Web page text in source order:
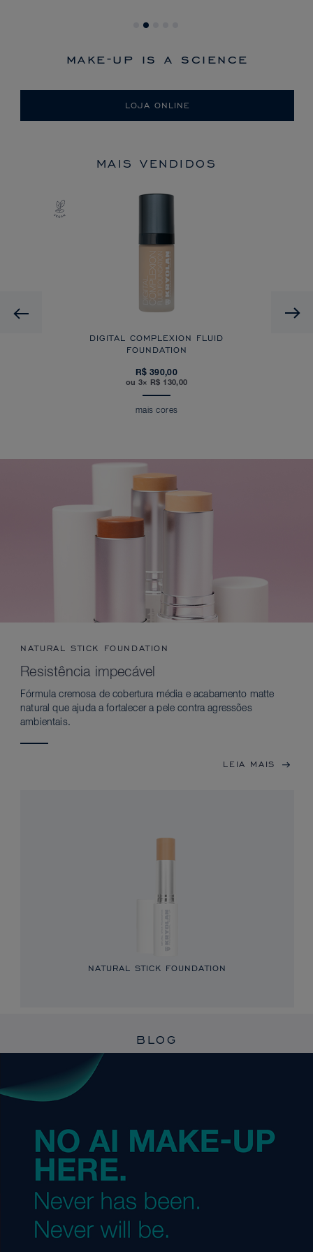
make-up is a science
LOJA ONLINE
MAIS VENDIDOS
Previous
DIGITAL COMPLEXION FLUID
FOUNDATION
R$ 390,00
ou 3× R$ 130,00
mais cores
NATURAL STICK FOUNDATION
Resistência impecável
Fórmula cremosa de cobertura média e acabamento matte
natural que ajuda a fortalecer a pele contra agressões
ambientais.
LEIA MAIS
NATURAL STICK FOUNDATION
BLOG